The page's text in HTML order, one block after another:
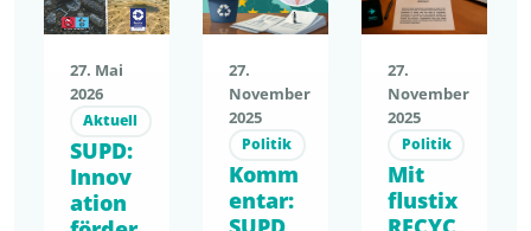
27. Mai
2026
Aktuell
SUPD:
Innov
ation
27.
November
2025
Politik
Komm
entar:
27.
November
2025
Politik
Mit
flustix